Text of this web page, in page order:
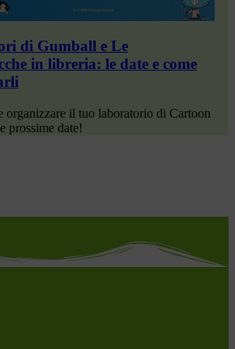
di Gumball e Le
in libreria: le date e come
organizzare il tuo laboratorio di Cartoon
prossime date!